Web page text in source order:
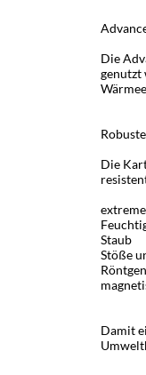
Die
genutzt
Die
Staub
Stöße
Damit